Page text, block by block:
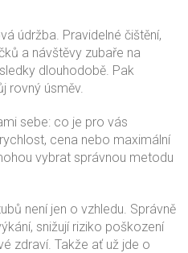
údržba. Pravidelné čištění,
a návštěvy zubaře na
dlouhodobě. Pak
rovný úsměv.
sebe: co je pro vás
cena nebo maximální
vybrat správnou metodu
není jen o vzhledu. Správně
snižují riziko poškození
zdraví. Takže ať už jde o